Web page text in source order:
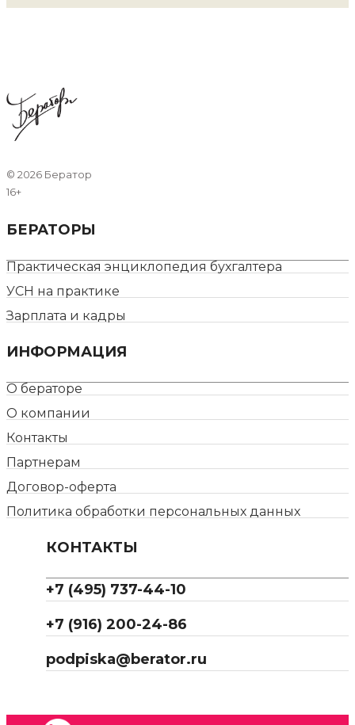
© 2026 Бератор
16+
БЕРАТОРЫ
Практическая энциклопедия бухгалтера
УСН на практике
Зарплата и кадры
ИНФОРМАЦИЯ
О бераторе
О компании
Контакты
Партнерам
Договор-оферта
Политика обработки персональных данных
КОНТАКТЫ
+7 (495) 737-44-10
+7 (916) 200-24-86
podpiska@berator.ru